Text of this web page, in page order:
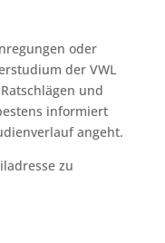
oder
der VWL
und
informiert
angeht.
zu